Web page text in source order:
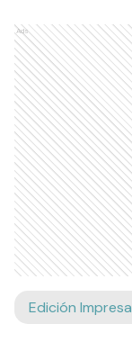
Ads
Edición Impresa